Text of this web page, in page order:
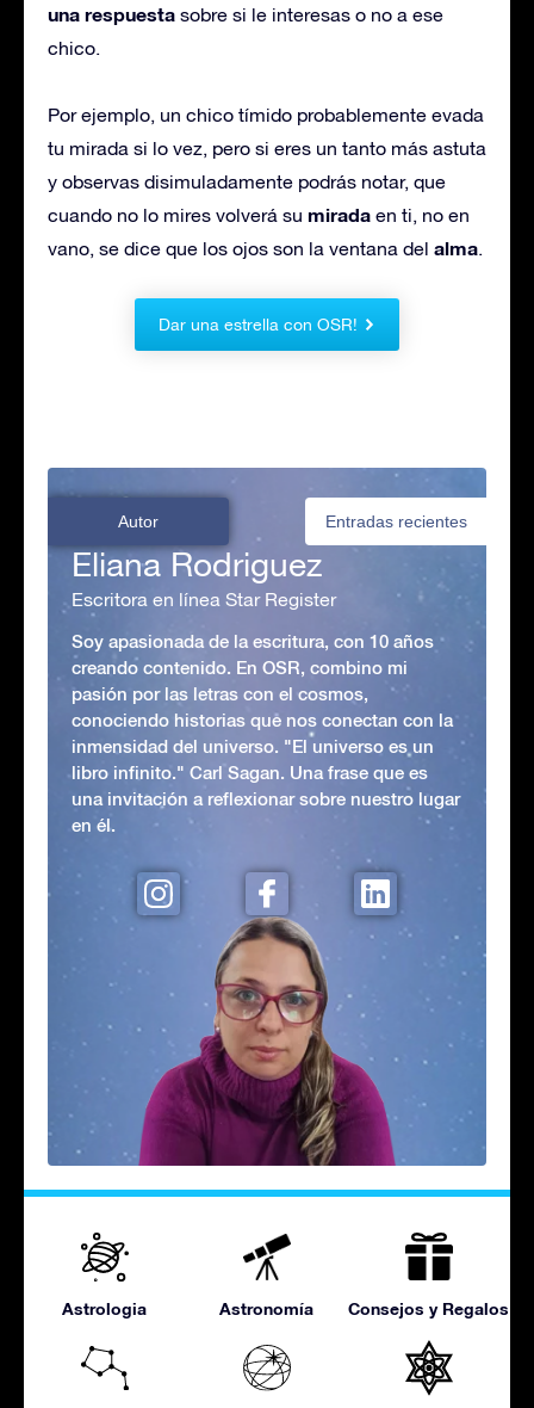
una respuesta sobre si le interesas o no a ese
chico.
Por ejemplo, un chico tímido probablemente evada
tu mirada si lo vez, pero si eres un tanto más astuta
y observas disimuladamente podrás notar, que
cuando no lo mires volverá su mirada en ti, no en
vano, se dice que los ojos son la ventana del alma.
Dar una estrella con OSR!
Autor Entradas recientes
Eliana Rodriguez
Escritora en línea Star Register
Soy apasionada de la escritura, con 10 años
creando contenido. En OSR, combino mi
pasión por las letras con el cosmos,
conociendo historias que nos conectan con la
inmensidad del universo. "El universo es un
libro infinito." Carl Sagan. Una frase que es
una invitación a reflexionar sobre nuestro lugar
en él.
Astrologia Astronomía Consejos y Regalos